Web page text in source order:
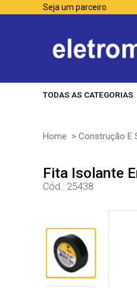
Seja um parceiro
TODAS AS CATEGORIAS
Home > Construção E
Fita Isolante
Cód.: 25438